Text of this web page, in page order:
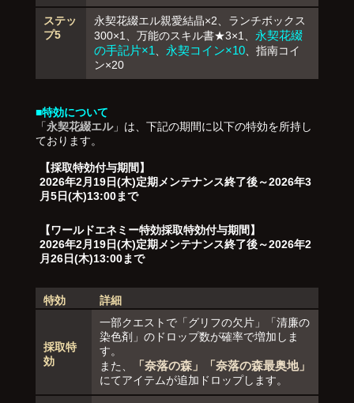
ステッ
プ5
永契花綴エル親愛結晶×2、ランチボックス
300×1、万能のスキル書★3×1、 永契花綴
の手記片×1
永契コイン×10、指南コイ
ン×20
■特効について
「永契花綴エル」は、下記の期間に以下の特効を所持し
ております。
【採取特効付与期間】
2026年2月19日(木)定期メンテナンス終了後～2026年3
月5日(木)13:00まで
【ワールドエネミー特効採取特効付与期間】
2026年2月19日(木)定期メンテナンス終了後～2026年2
月26日(木)13:00まで
特効 詳細
採取特
効
一部クエストで「グリフの欠片」「清廉の
染色剤」のドロップ数が確率で増加しま
す。
また、
「奈落の森」「奈落の森最奥地」
にてアイテムが追加ドロップします。